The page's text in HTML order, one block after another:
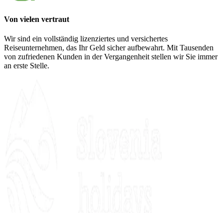
Von vielen vertraut
Wir sind ein vollständig lizenziertes und versichertes
Reiseunternehmen, das Ihr Geld sicher aufbewahrt. Mit Tausenden
von zufriedenen Kunden in der Vergangenheit stellen wir Sie immer
an erste Stelle.